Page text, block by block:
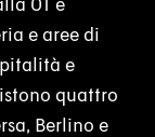
e aree di
e
quattro
Berlino e